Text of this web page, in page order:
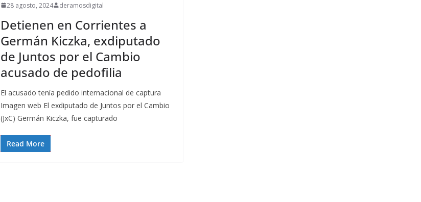
28 agosto, 2024 deramosdigital
Detienen en Corrientes a
Germán Kiczka, exdiputado
de Juntos por el Cambio
acusado de pedofilia
El acusado tenía pedido internacional de captura
Imagen web El exdiputado de Juntos por el Cambio
(JxC) Germán Kiczka, fue capturado
Read More